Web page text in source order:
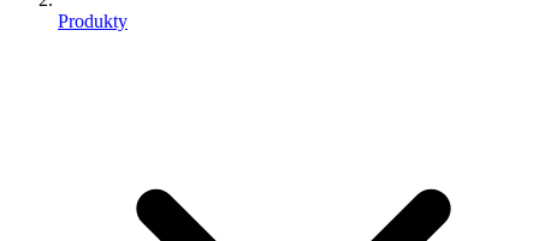
Produkty